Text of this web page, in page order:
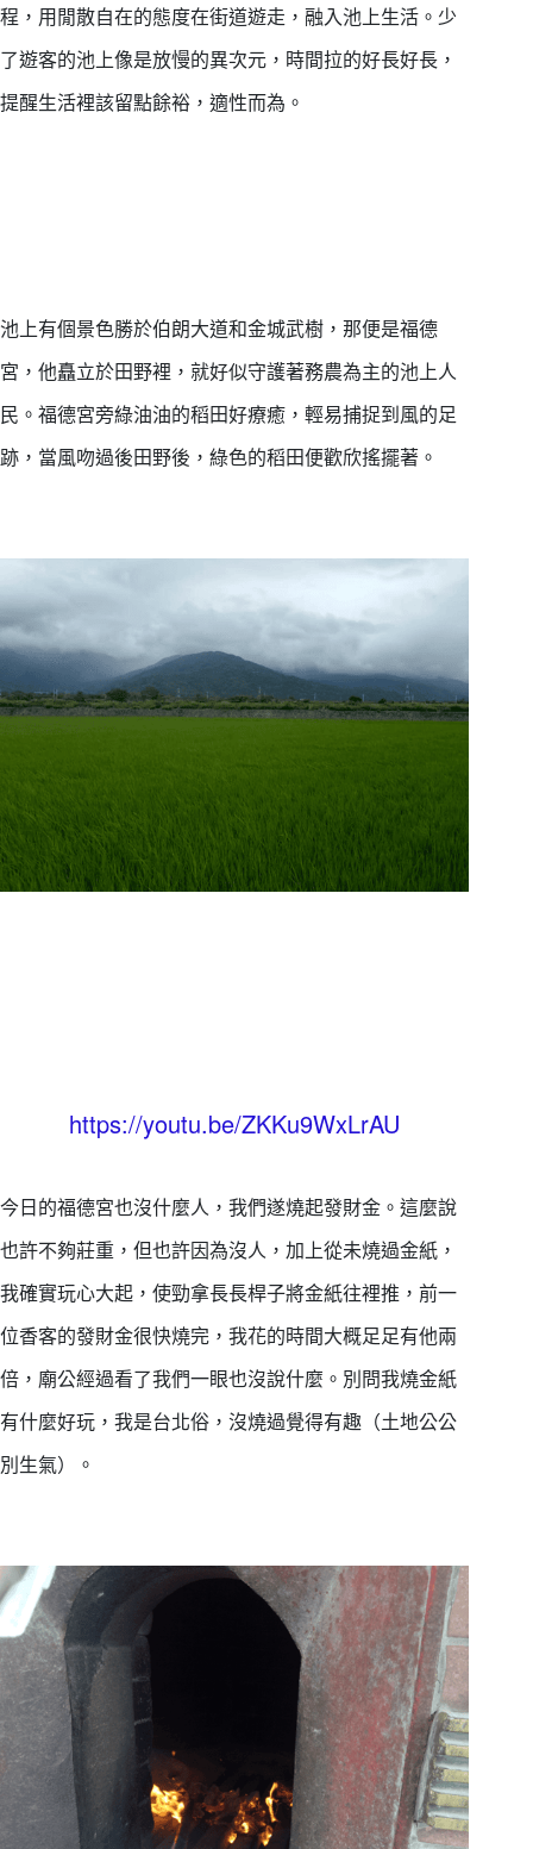
程，用閒散自在的態度在街道遊走，融入池上生活。少
了遊客的池上像是放慢的異次元，時間拉的好長好長，
提醒生活裡該留點餘裕，適性而為。
池上有個景色勝於伯朗大道和金城武樹，那便是福德
宮，他矗立於田野裡，就好似守護著務農為主的池上人
民。福德宮旁綠油油的稻田好療癒，輕易捕捉到風的足
跡，當風吻過後田野後，綠色的稻田便歡欣搖擺著。
https://youtu.be/ZKKu9WxLrAU
今日的福德宮也沒什麼人，我們遂燒起發財金。這麼說
也許不夠莊重，但也許因為沒人，加上從未燒過金紙，
我確實玩心大起，使勁拿長長桿子將金紙往裡推，前一
位香客的發財金很快燒完，我花的時間大概足足有他兩
倍，廟公經過看了我們一眼也沒說什麼。別問我燒金紙
有什麼好玩，我是台北俗，沒燒過覺得有趣（土地公公
別生氣）。